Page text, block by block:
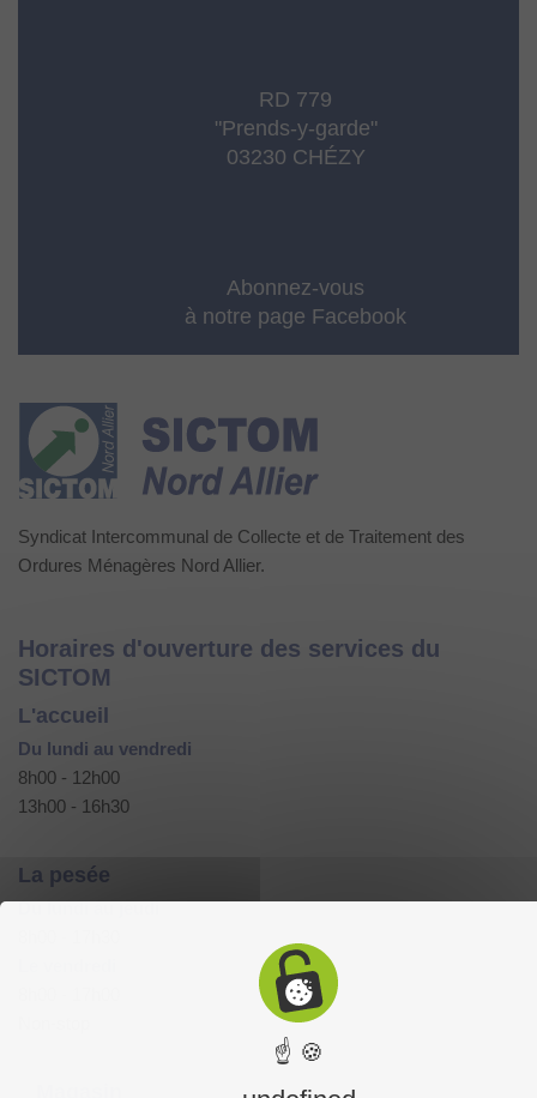
RD 779
"Prends-y-garde"
03230 CHÉZY
Abonnez-vous
à notre page Facebook
Syndicat Intercommunal de Collecte et de Traitement des
Ordures Ménagères Nord Allier.
Horaires d'ouverture des services du
SICTOM
L'accueil
Du lundi au vendredi
8h00 - 12h00
13h00 - 16h30
La pesée
Du lundi au jeudi
☝ 🍪